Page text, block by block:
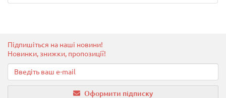
Підпишіться на наші новини!
Новинки, знижки, пропозиції!
Оформити підписку